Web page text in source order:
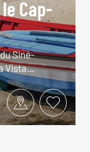
Cap-
Siné-
Vista…